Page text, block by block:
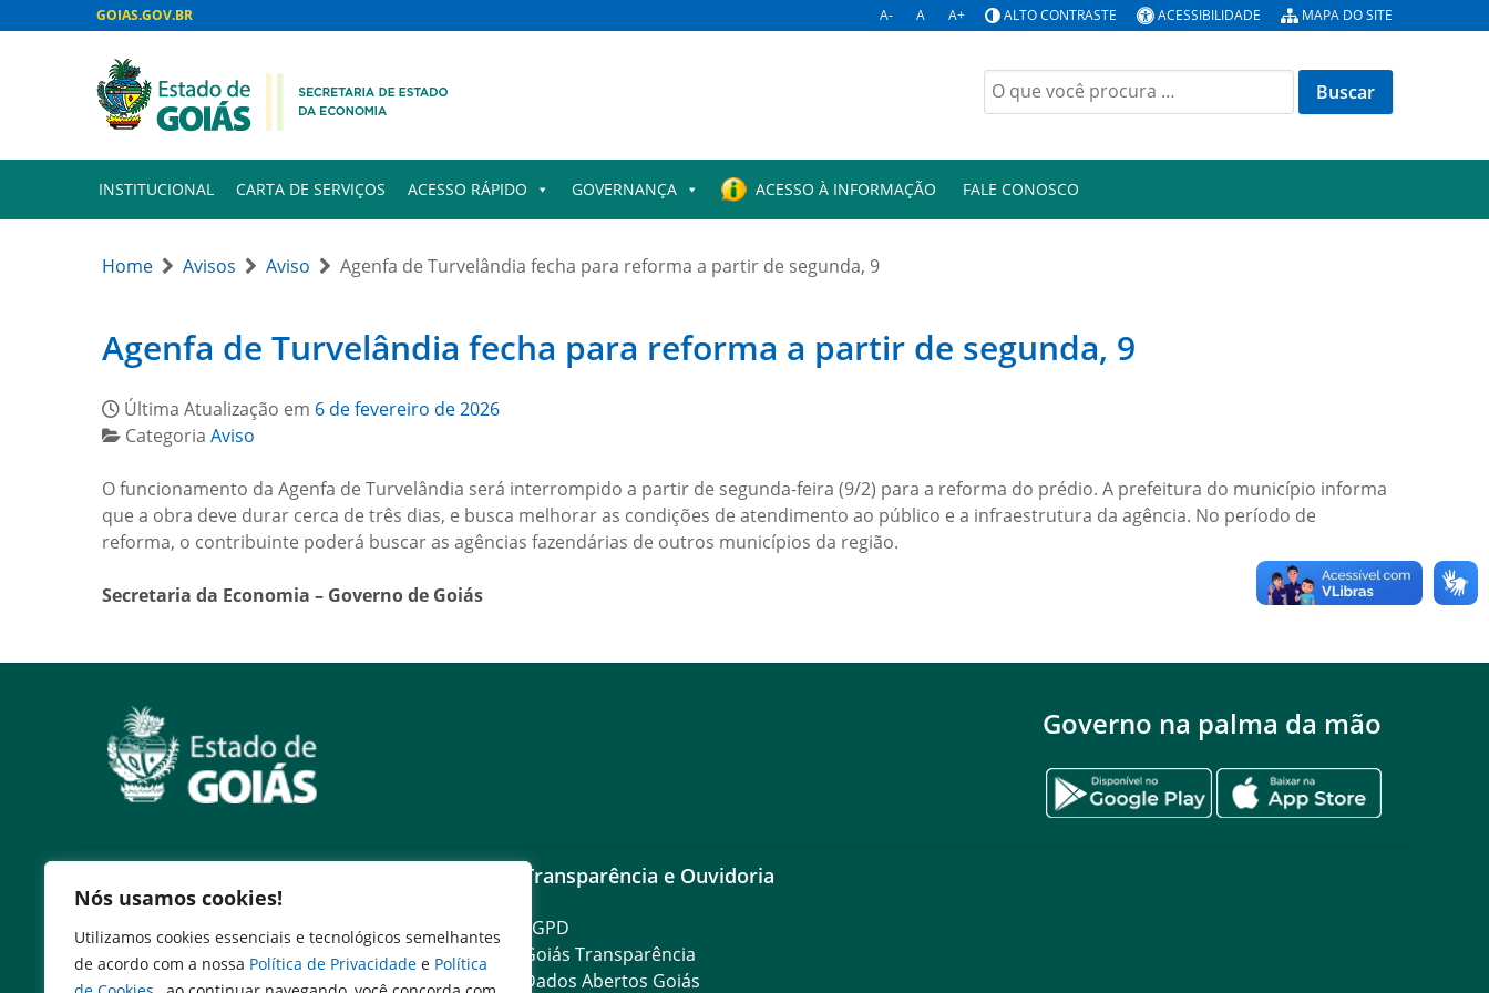
Nós usamos cookies!
Utilizamos cookies essenciais e tecnológicos semelhantes
de acordo com a nossa Política de Privacidade e Política
GOIAS.GOV.BR A- A A+ ALTO CONTRASTE ACESSIBILIDADE MAPA DO SITE
INSTITUCIONAL CARTA DE SERVIÇOS ACESSO RÁPIDO GOVERNANÇA ACESSO À INFORMAÇÃO FALE CONOSCO
Home Avisos Aviso Agenfa de Turvelândia fecha para reforma a partir de segunda, 9
Agenfa de Turvelândia fecha para reforma a partir de segunda, 9
Última Atualização em 6 de fevereiro de 2026
Categoria Aviso
O funcionamento da Agenfa de Turvelândia será interrompido a partir de segunda-feira (9/2) para a reforma do prédio. A prefeitura do município informa
que a obra deve durar cerca de três dias, e busca melhorar as condições de atendimento ao público e a infraestrutura da agência. No período de
reforma, o contribuinte poderá buscar as agências fazendárias de outros municípios da região.
Secretaria da Economia – Governo de Goiás
Governo na palma da mão
Expresso Goiás
Expresso Aplicações
Expresso Servidor
Transparência e Ouvidoria
LGPD
Goiás Transparência
Dados Abertos Goiás